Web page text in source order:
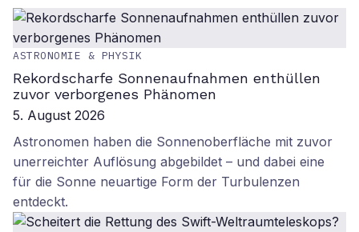
ASTRONOMIE & PHYSIK
Rekordscharfe Sonnenaufnahmen enthüllen
zuvor verborgenes Phänomen
5. August 2026
Astronomen haben die Sonnenoberfläche mit zuvor
unerreichter Auflösung abgebildet – und dabei eine
für die Sonne neuartige Form der Turbulenzen
entdeckt.